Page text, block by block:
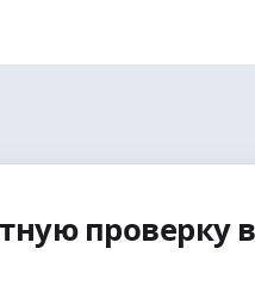
проверку